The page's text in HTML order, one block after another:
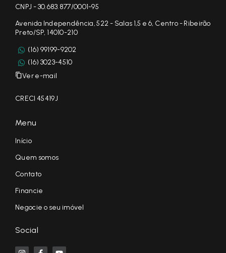
CNPJ - 30.683.877/0001-95
Avenida Independência, 522 - Salas 1,5 e 6, Centro - Ribeirão
Preto/SP, 14010-210
(16) 99199-9202
(16) 3023-4510
Ver e-mail
CRECI 45419J
Menu
Início
Quem somos
Contato
Financie
Negocie o seu imóvel
Social